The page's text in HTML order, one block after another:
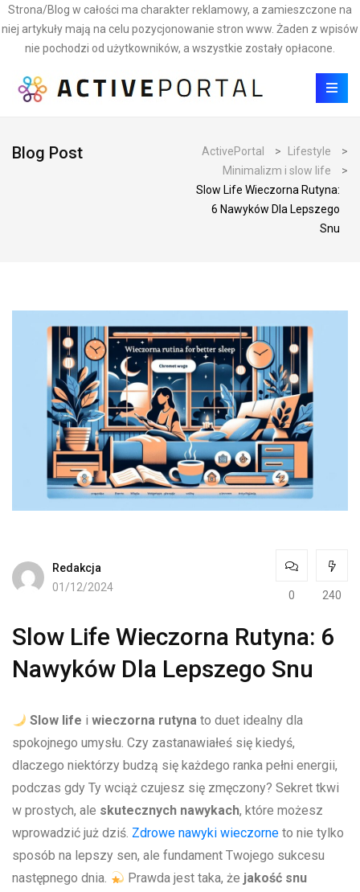
Strona/Blog w całości ma charakter reklamowy, a zamieszczone na
niej artykuły mają na celu pozycjonowanie stron www. Żaden z wpisów
nie pochodzi od użytkowników, a wszystkie zostały opłacone.
Blog Post ActivePortal > Lifestyle
>
Minimalizm i slow life
>
Slow Life Wieczorna Rutyna:
6 Nawyków Dla Lepszego
Snu
Redakcja
01/12/2024
0 240
Slow Life Wieczorna Rutyna: 6
Nawyków Dla Lepszego Snu
Slow life iwieczorna rutyna to duet idealny dla
spokojnego umysłu. Czy zastanawiałeś się‍ kiedyś, ​
dlaczego niektórzy budzą się każdego ranka pełni energii,
podczas gdy Ty wciąż czujesz się zmęczony? Sekret tkwi
w prostych, ale skutecznych nawykach, które możesz
⁣wprowadzić ⁤już dziś. Zdrowe nawyki wieczorne to nie tylko
sposób na lepszy sen, ale fundament Twojego sukcesu
następnego dnia.
Prawda jest taka, że jakość snu